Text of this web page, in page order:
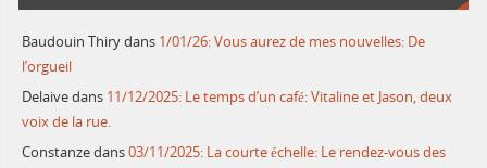
Baudouin Thirydans 1/01/26: Vous aurez de mes nouvelles: De
l’orgueil
Delaivedans 11/12/2025: Le temps d’un café: Vitaline et Jason, deux
voix de la rue.
Constanzedans03/11/2025: La courte échelle: Le rendez-vous des